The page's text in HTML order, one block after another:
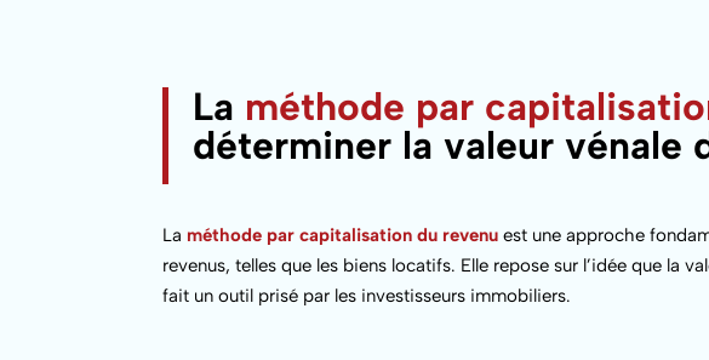
La méthode par
déterminer la valeur vénale
La méthode par capitalisation du revenu est une approche
revenus, telles que les biens locatifs. Elle repose sur l’idée que la
fait un outil prisé par les investisseurs immobiliers.